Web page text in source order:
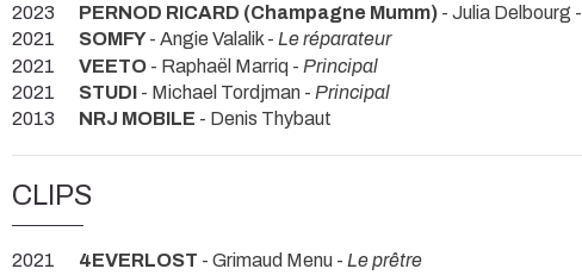
2023 PERNOD RICARD (Champagne Mumm) - Julia Delbourg -
2021
SOMFY- Angie Valalik - Le réparateur
2021
VEETO - Raphaël Marriq - Principal
2021
STUDI - Michael Tordjman - Principal
2013
NRJ MOBILE - Denis Thybaut
CLIPS
2021 4EVERLOST - Grimaud Menu - Le prêtre